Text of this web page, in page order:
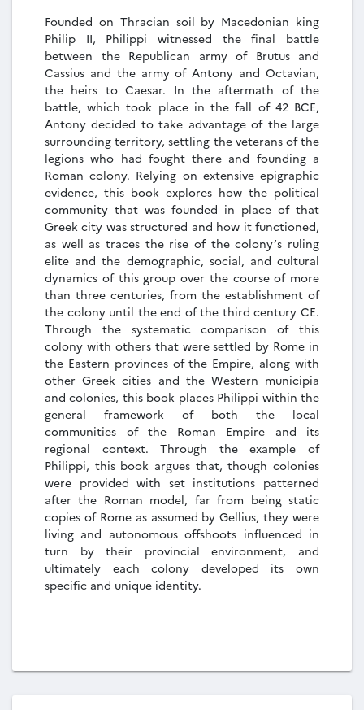
Founded on Thracian soil by Macedonian king
Philip II, Philippi witnessed the final battle
between the Republican army of Brutus and
Cassius and the army of Antony and Octavian,
the heirs to Caesar. In the aftermath of the
battle, which took place in the fall of 42 BCE,
Antony decided to take advantage of the large
surrounding territory, settling the veterans of the
legions who had fought there and founding a
Roman colony. Relying on extensive epigraphic
evidence, this book explores how the political
community that was founded in place of that
Greek city was structured and how it functioned,
as well as traces the rise of the colony’s ruling
elite and the demographic, social, and cultural
dynamics of this group over the course of more
than three centuries, from the establishment of
the colony until the end of the third century CE.
Through the systematic comparison of this
colony with others that were settled by Rome in
the Eastern provinces of the Empire, along with
other Greek cities and the Western municipia
and colonies, this book places Philippi within the
general framework of both the local
communities of the Roman Empire and its
regional context. Through the example of
Philippi, this book argues that, though colonies
were provided with set institutions patterned
after the Roman model, far from being static
copies of Rome as assumed by Gellius, they were
living and autonomous offshoots influenced in
turn by their provincial environment, and
ultimately each colony developed its own
specific and unique identity.